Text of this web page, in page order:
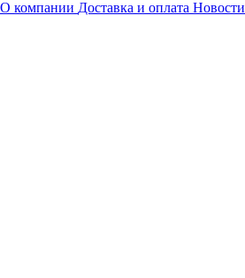
О компании Доставка и оплата Новости